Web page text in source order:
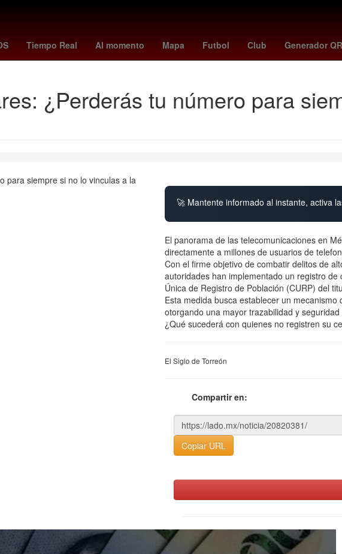
Tiempo Real Al momento Mapa Futbol Club Generador QR
Rosario Perú Dólar estadounidense China nacionalidad estadounidense
¿Perderás tu número para
🚀 Mantente informado al instante, activa
El panorama de las telecomunicaciones en
directamente a millones de usuarios de
Con el firme objetivo de combatir delitos de
autoridades han implementado un registro
Única de Registro de Población (CURP) del
Esta medida busca establecer un
otorgando una mayor trazabilidad y
¿Qué sucederá con quienes no registren su
El Siglo de Torreón
Compartir en:
Copiar URL